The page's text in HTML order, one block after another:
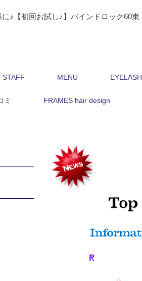
に♪【初回お試し♪】バインドロック60束
STAFF MENU EYELASH
ミ FRAMES hair design